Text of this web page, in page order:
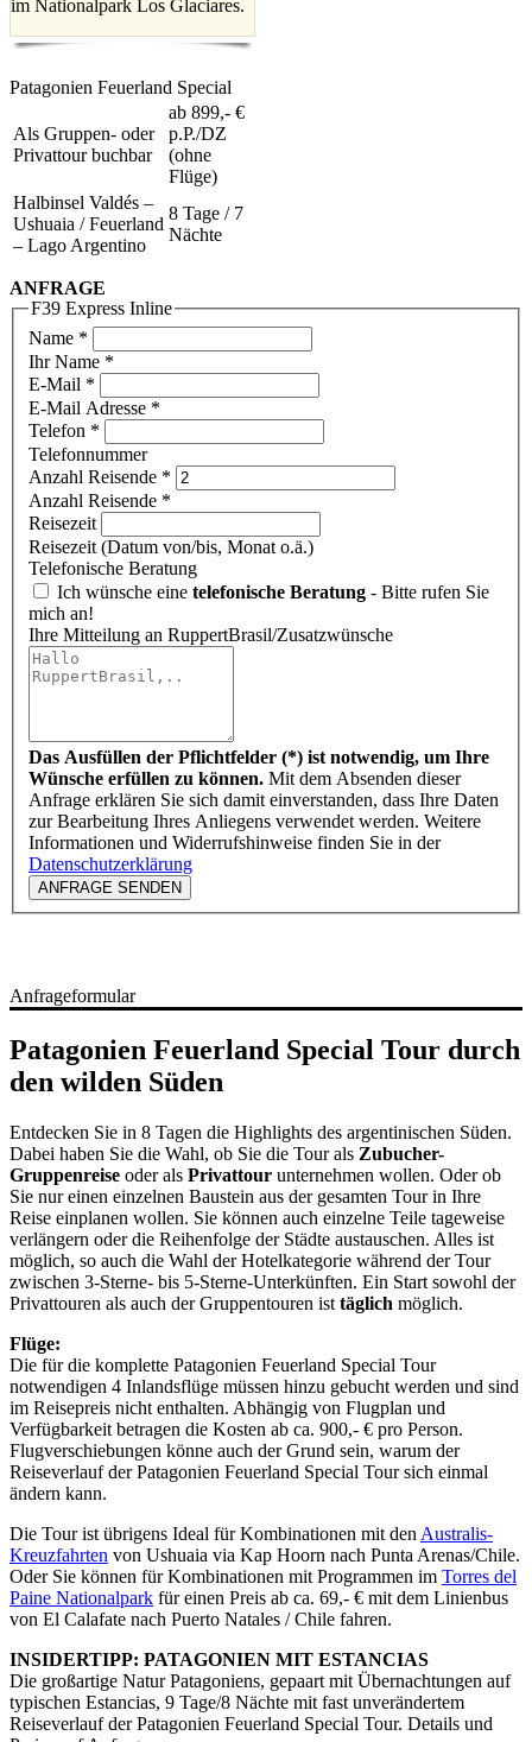
im Nationalpark Los Glaciares.
Patagonien Feuerland Special
Als Gruppen- oder
Privattour buchbar
ab 899,- €
p.P./DZ
(ohne
Flüge)
Halbinsel Valdés –
Ushuaia / Feuerland
– Lago Argentino
8 Tage / 7
Nächte
ANFRAGE
F39 Express Inline
Name *
Ihr Name *
E-Mail *
E-Mail Adresse *
Telefon *
Telefonnummer
Anzahl Reisende *
Anzahl Reisende *
Reisezeit
Reisezeit (Datum von/bis, Monat o.ä.)
Telefonische Beratung
Ich wünsche eine telefonische Beratung - Bitte rufen Sie
mich an!
Ihre Mitteilung an RuppertBrasil/Zusatzwünsche
Das Ausfüllen der Pflichtfelder (*) ist notwendig, um Ihre
Wünsche erfüllen zu können. Mit dem Absenden dieser
Anfrage erklären Sie sich damit einverstanden, dass Ihre Daten
zur Bearbeitung Ihres Anliegens verwendet werden. Weitere
Informationen und Widerrufshinweise finden Sie in der
Datenschutzerklärung
ANFRAGE SENDEN
Anfrageformular
Patagonien Feuerland Special Tour durch
den wilden Süden
Entdecken Sie in 8 Tagen die Highlights des argentinischen Süden.
Dabei haben Sie die Wahl, ob Sie die Tour als Zubucher-
Gruppenreise oder als Privattour unternehmen wollen. Oder ob
Sie nur einen einzelnen Baustein aus der gesamten Tour in Ihre
Reise einplanen wollen. Sie können auch einzelne Teile tageweise
verlängern oder die Reihenfolge der Städte austauschen. Alles ist
möglich, so auch die Wahl der Hotelkategorie während der Tour
zwischen 3-Sterne- bis 5-Sterne-Unterkünften. Ein Start sowohl der
Privattouren als auch der Gruppentouren ist täglich möglich.
Flüge:
Die für die komplette Patagonien Feuerland Special Tour
notwendigen 4 Inlandsflüge müssen hinzu gebucht werden und sind
im Reisepreis nicht enthalten. Abhängig von Flugplan und
Verfügbarkeit betragen die Kosten ab ca. 900,- € pro Person.
Flugverschiebungen könne auch der Grund sein, warum der
Reiseverlauf der Patagonien Feuerland Special Tour sich einmal
ändern kann.
Die Tour ist übrigens Ideal für Kombinationen mit den Australis-
Kreuzfahrten von Ushuaia via Kap Hoorn nach Punta Arenas/Chile.
Oder Sie können für Kombinationen mit Programmen im Torres del
Paine Nationalpark für einen Preis ab ca. 69,- € mit dem Linienbus
von El Calafate nach Puerto Natales / Chile fahren.
INSIDERTIPP: PATAGONIEN MIT ESTANCIAS
Die großartige Natur Patagoniens, gepaart mit Übernachtungen auf
typischen Estancias, 9 Tage/8 Nächte mit fast unverändertem
Reiseverlauf der Patagonien Feuerland Special Tour. Details und